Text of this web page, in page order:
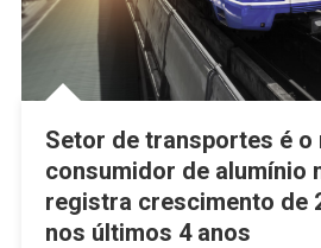
Setor de transportes é o
consumidor de alumínio
registra crescimento de
nos últimos 4 anos